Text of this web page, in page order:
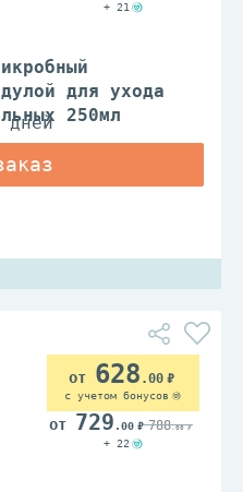
для ухода
250мл
+ 21
628 .00
с учетом бонусов
729 .00 788.00
+ 22